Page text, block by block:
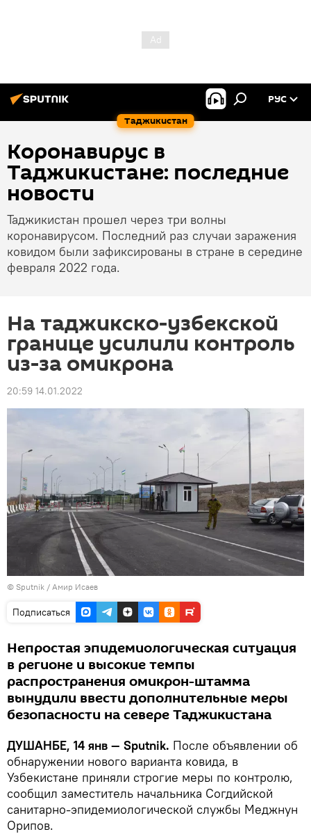
Таджикистан
РУС
Коронавирус в
Таджикистане: последние
новости
Таджикистан прошел через три волны
коронавирусом. Последний раз случаи заражения
ковидом были зафиксированы в стране в середине
февраля 2022 года.
На таджикско-узбекской
границе усилили контроль
из-за омикрона
20:59 14.01.2022
© Sputnik / Амир Исаев
Подписаться
Непростая эпидемиологическая ситуация
в регионе и высокие темпы
распространения омикрон-штамма
вынудили ввести дополнительные меры
безопасности на севере Таджикистана
ДУШАНБЕ, 14 янв — Sputnik. После объявлении об
обнаружении нового варианта ковида, в
Узбекистане приняли строгие меры по контролю,
сообщил заместитель начальника Согдийской
санитарно-эпидемиологической службы Меджнун
Орипов.